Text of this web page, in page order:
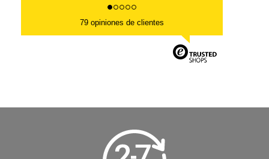
79 opiniones de clientes